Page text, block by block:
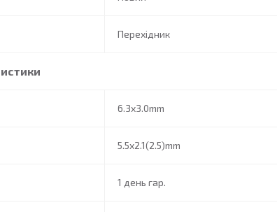
Перехідник
6.3x3.0mm
5.5x2.1(2.5)mm
1 день гар.